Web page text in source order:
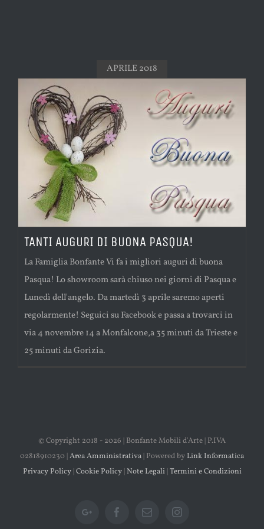
APRILE 2018
TANTI AUGURI DI BUONA PASQUA!
La Famiglia Bonfante Vi fa i migliori auguri di buona
Pasqua! Lo showroom sarà chiuso nei giorni di Pasqua e
Lunedì dell'angelo. Da martedì 3 aprile saremo aperti
regolarmente! Seguici su Facebook e passa a trovarci in
via 4 novembre 14 a Monfalcone,a 35 minuti da Trieste e
25 minuti da Gorizia.
© Copyright 2018 - 2026 | Bonfante Mobili d'Arte | P.IVA
02818910230 |Area Amministrativa | Powered by Link Informatica
Privacy Policy|Cookie Policy| Note Legali|Termini e Condizioni
Google+ FacebookEmail Instagram